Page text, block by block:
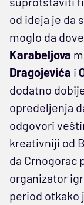
od ideja je da
moglo da
Karabeljova
Dragojevića i
dodatno
opredeljenja
odgovori
kreativniji od
da Crnogorac
organizator
period otkako